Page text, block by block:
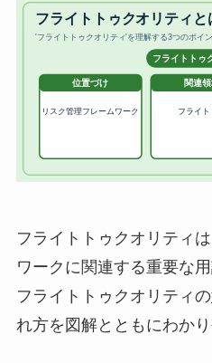
フライトトゥクオリティ
ワークに関連する重要な
フライトトゥクオリティ
れ方を図解とともにわか